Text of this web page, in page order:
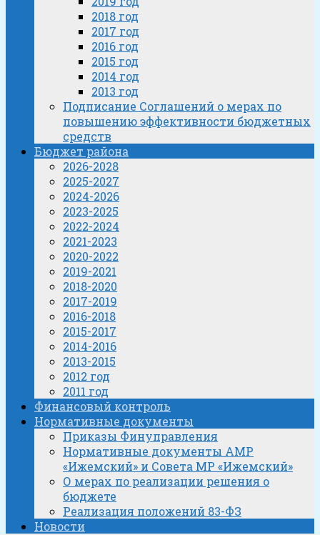
2018 год
2017 год
2016 год
2015 год
2014 год
2013 год
Подписание Соглашений о мерах по
повышению эффективности бюджетных
средств
Бюджет района
2026-2028
2025-2027
2024-2026
2023-2025
2022-2024
2021-2023
2020-2022
2019-2021
2018-2020
2017-2019
2016-2018
2015-2017
2014-2016
2013-2015
2012 год
2011 год
Финансовый контроль
Нормативные документы
Приказы Финуправления
Нормативные документы АМР
«Ижемский» и Совета МР «Ижемский»
О мерах по реализации решения о
бюджете
Реализация положений 83-ФЗ
Новости